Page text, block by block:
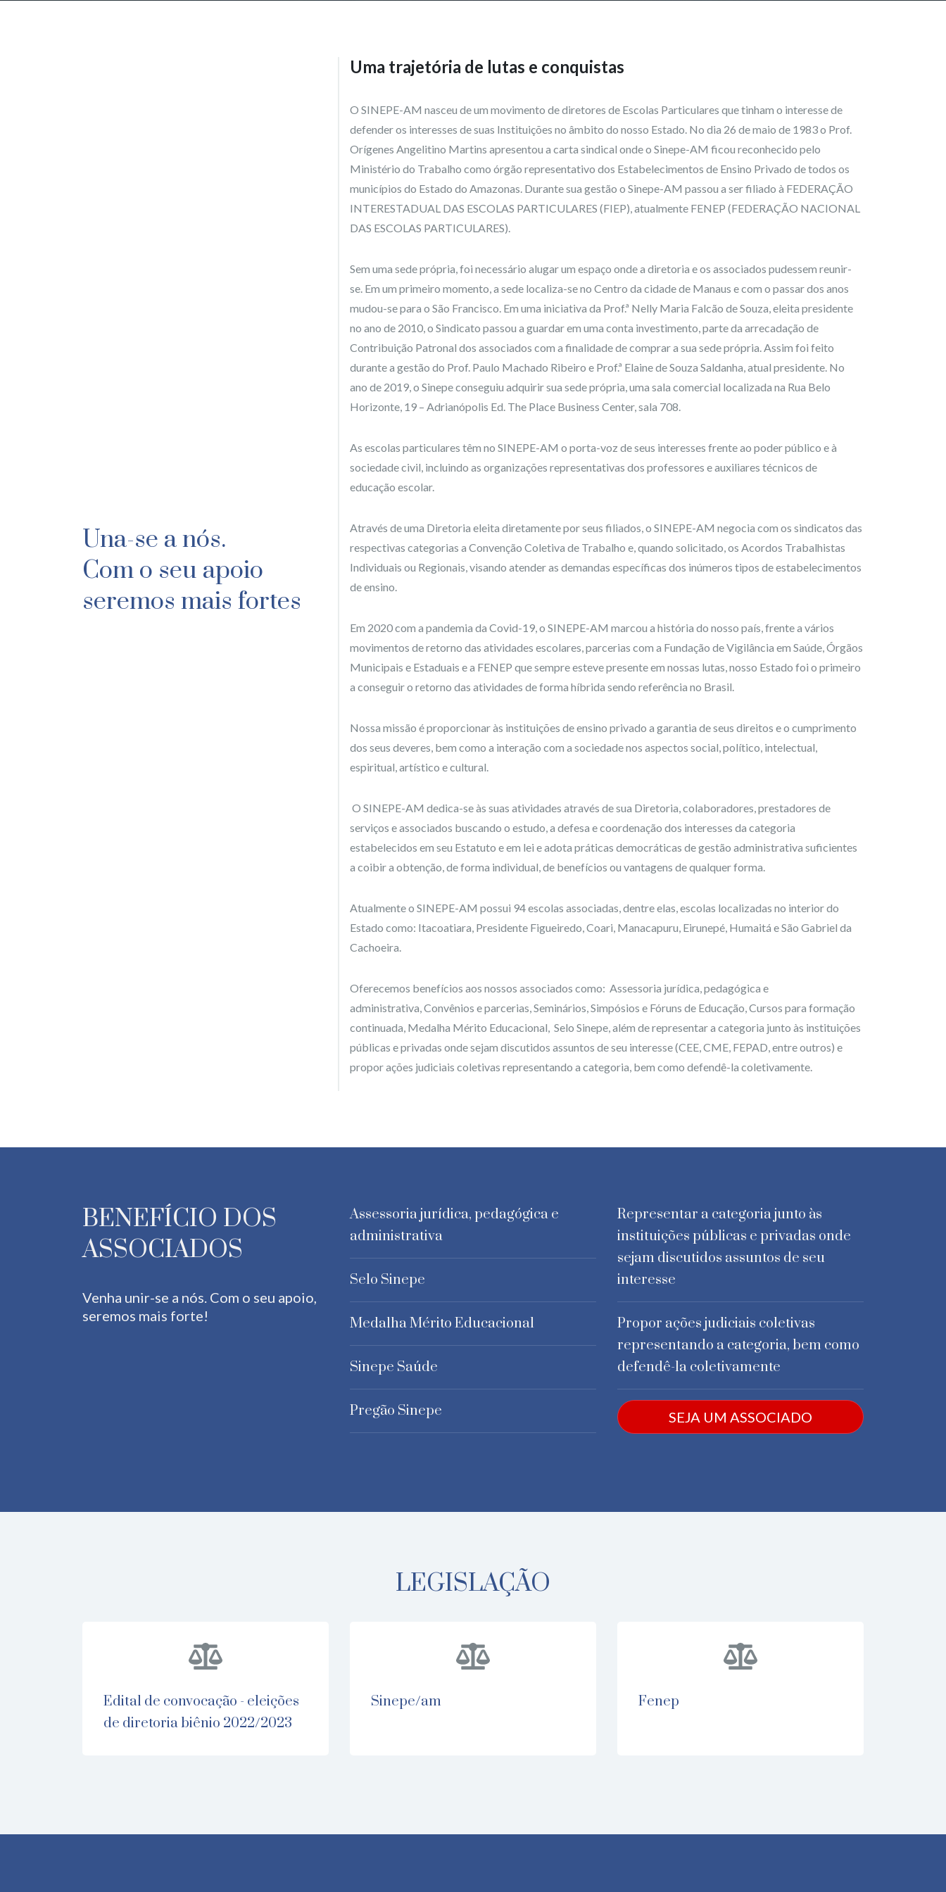
Una-se a nós.
Com o seu apoio
seremos mais fortes
Uma trajetória de lutas e conquistas
O SINEPE-AM nasceu de um movimento de diretores de Escolas Particulares que tinham o interesse de
defender os interesses de suas Instituições no âmbito do nosso Estado. No dia 26 de maio de 1983 o Prof.
Orígenes Angelitino Martins apresentou a carta sindical onde o Sinepe-AM ficou reconhecido pelo
Ministério do Trabalho como órgão representativo dos Estabelecimentos de Ensino Privado de todos os
municípios do Estado do Amazonas. Durante sua gestão o Sinepe-AM passou a ser filiado à FEDERAÇÃO
INTERESTADUAL DAS ESCOLAS PARTICULARES (FIEP), atualmente FENEP (FEDERAÇÃO NACIONAL
DAS ESCOLAS PARTICULARES).
Sem uma sede própria, foi necessário alugar um espaço onde a diretoria e os associados pudessem reunir-
se. Em um primeiro momento, a sede localiza-se no Centro da cidade de Manaus e com o passar dos anos
mudou-se para o São Francisco. Em uma iniciativa da Prof.ª Nelly Maria Falcão de Souza, eleita presidente
no ano de 2010, o Sindicato passou a guardar em uma conta investimento, parte da arrecadação de
Contribuição Patronal dos associados com a finalidade de comprar a sua sede própria. Assim foi feito
durante a gestão do Prof. Paulo Machado Ribeiro e Prof.ª Elaine de Souza Saldanha, atual presidente. No
ano de 2019, o Sinepe conseguiu adquirir sua sede própria, uma sala comercial localizada na Rua Belo
Horizonte, 19 – Adrianópolis Ed. The Place Business Center, sala 708.
As escolas particulares têm no SINEPE-AM o porta-voz de seus interesses frente ao poder público e à
sociedade civil, incluindo as organizações representativas dos professores e auxiliares técnicos de
educação escolar.
Através de uma Diretoria eleita diretamente por seus filiados, o SINEPE-AM negocia com os sindicatos das
respectivas categorias a Convenção Coletiva de Trabalho e, quando solicitado, os Acordos Trabalhistas
Individuais ou Regionais, visando atender as demandas específicas dos inúmeros tipos de estabelecimentos
de ensino.
Em 2020 com a pandemia da Covid-19, o SINEPE-AM marcou a história do nosso país, frente a vários
movimentos de retorno das atividades escolares, parcerias com a Fundação de Vigilância em Saúde, Órgãos
Municipais e Estaduais e a FENEP que sempre esteve presente em nossas lutas, nosso Estado foi o primeiro
a conseguir o retorno das atividades de forma híbrida sendo referência no Brasil.
Nossa missão é proporcionar às instituições de ensino privado a garantia de seus direitos e o cumprimento
dos seus deveres, bem como a interação com a sociedade nos aspectos social, político, intelectual,
espiritual, artístico e cultural.
O SINEPE-AM dedica-se às suas atividades através de sua Diretoria, colaboradores, prestadores de
serviços e associados buscando o estudo, a defesa e coordenação dos interesses da categoria
estabelecidos em seu Estatuto e em lei e adota práticas democráticas de gestão administrativa suficientes
a coibir a obtenção, de forma individual, de benefícios ou vantagens de qualquer forma.
Atualmente o SINEPE-AM possui 94 escolas associadas, dentre elas, escolas localizadas no interior do
Estado como: Itacoatiara, Presidente Figueiredo, Coari, Manacapuru, Eirunepé, Humaitá e São Gabriel da
Cachoeira.
Oferecemos benefícios aos nossos associados como: Assessoria jurídica, pedagógica e
administrativa, Convênios e parcerias, Seminários, Simpósios e Fóruns de Educação, Cursos para formação
continuada, Medalha Mérito Educacional, Selo Sinepe, além de representar a categoria junto às instituições
públicas e privadas onde sejam discutidos assuntos de seu interesse (CEE, CME, FEPAD, entre outros) e
propor ações judiciais coletivas representando a categoria, bem como defendê-la coletivamente.
BENEFÍCIO DOS
ASSOCIADOS
Venha unir-se a nós. Com o seu apoio,
seremos mais forte!
Assessoria jurídica, pedagógica e
administrativa
Selo Sinepe
Medalha Mérito Educacional
Sinepe Saúde
Pregão Sinepe
Representar a categoria junto às
instituições públicas e privadas onde
sejam discutidos assuntos de seu
interesse
Propor ações judiciais coletivas
representando a categoria, bem como
defendê-la coletivamente
SEJA UM ASSOCIADO
LEGISLAÇÃO
edital de convocação - eleições
de diretoria biênio 2022/2023
sinepe/am fenep